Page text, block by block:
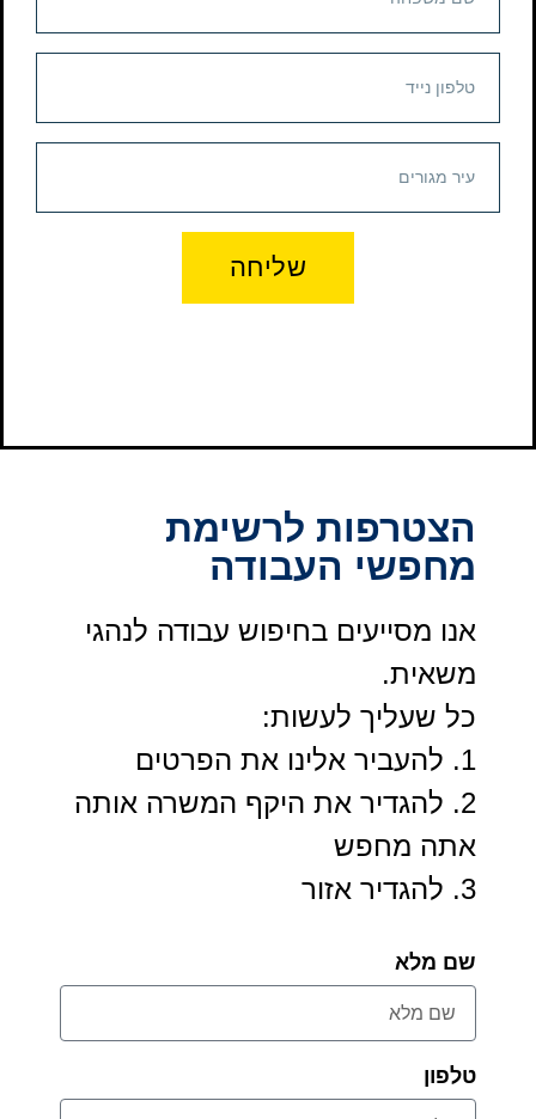
שליחה
הצטרפות לרשימת
מחפשי העבודה
אנו מסייעים בחיפוש עבודה לנהגי
משאית.
כל שעליך לעשות:
1. להעביר אלינו את הפרטים
2. להגדיר את היקף המשרה אותה
אתה מחפש
3. להגדיר אזור
שם מלא
טלפון